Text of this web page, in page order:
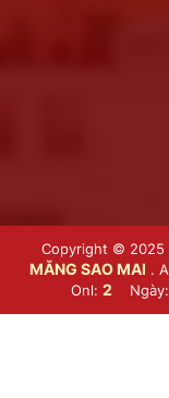
Copyright © 2025
MĂNG SAO MAI .
Onl: 2 Ngày: